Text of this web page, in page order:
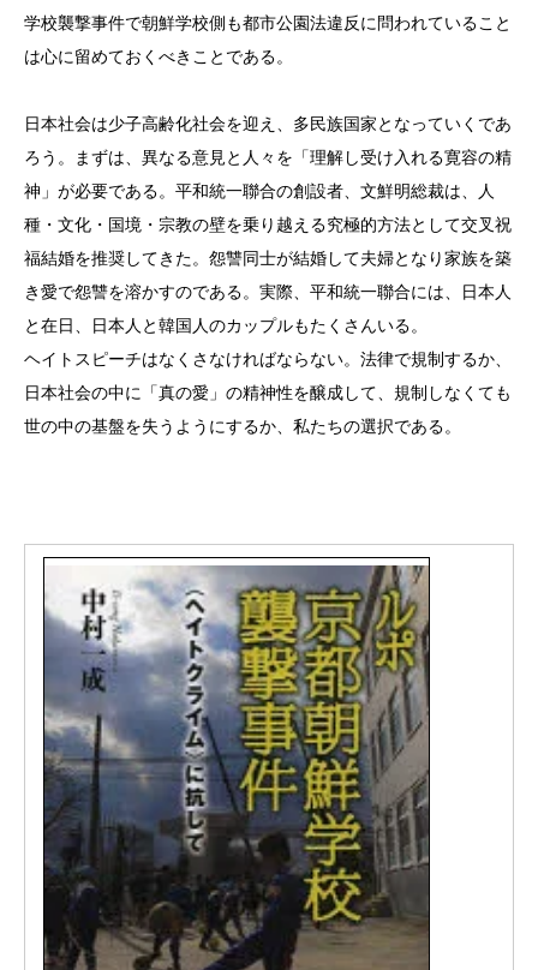
学校襲撃事件で朝鮮学校側も都市公園法違反に問われていること
は心に留めておくべきことである。
日本社会は少子高齢化社会を迎え、多民族国家となっていくであ
ろう。まずは、異なる意見と人々を「理解し受け入れる寛容の精
神」が必要である。平和統一聯合の創設者、文鮮明総裁は、人
種・文化・国境・宗教の壁を乗り越える究極的方法として交叉祝
福結婚を推奨してきた。怨讐同士が結婚して夫婦となり家族を築
き愛で怨讐を溶かすのである。実際、平和統一聯合には、日本人
と在日、日本人と韓国人のカップルもたくさんいる。
ヘイトスピーチはなくさなければならない。法律で規制するか、
日本社会の中に「真の愛」の精神性を醸成して、規制しなくても
世の中の基盤を失うようにするか、私たちの選択である。